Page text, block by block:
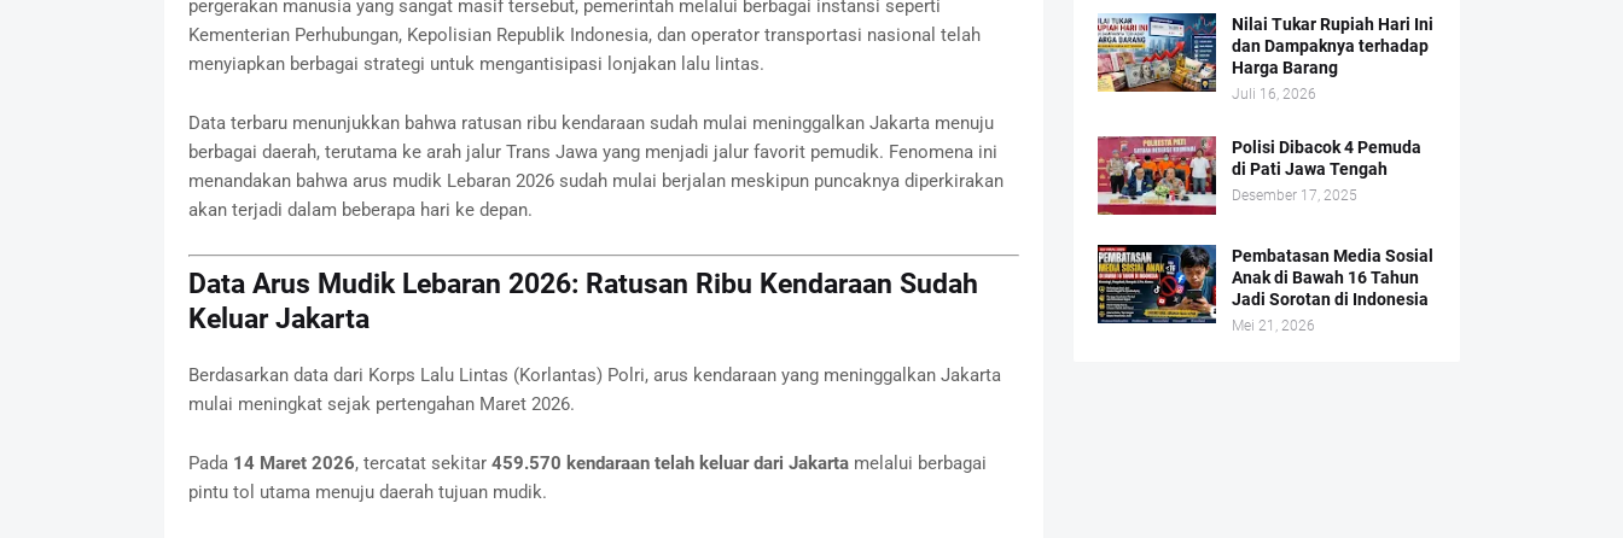
pergerakan manusia yang sangat masif tersebut, pemerintah melalui berbagai instansi seperti
Kementerian Perhubungan, Kepolisian Republik Indonesia, dan operator transportasi nasional telah
menyiapkan berbagai strategi untuk mengantisipasi lonjakan lalu lintas.
Data terbaru menunjukkan bahwa ratusan ribu kendaraan sudah mulai meninggalkan Jakarta menuju
berbagai daerah, terutama ke arah jalur Trans Jawa yang menjadi jalur favorit pemudik. Fenomena ini
menandakan bahwa arus mudik Lebaran 2026 sudah mulai berjalan meskipun puncaknya diperkirakan
akan terjadi dalam beberapa hari ke depan.
Data Arus Mudik Lebaran 2026: Ratusan Ribu Kendaraan Sudah
Keluar Jakarta
Berdasarkan data dari Korps Lalu Lintas (Korlantas) Polri, arus kendaraan yang meninggalkan Jakarta
mulai meningkat sejak pertengahan Maret 2026.
Pada 14 Maret 2026, tercatat sekitar 459.570 kendaraan telah keluar dari Jakartamelalui berbagai
pintu tol utama menuju daerah tujuan mudik.
Nilai Tukar Rupiah Hari Ini
dan Dampaknya terhadap
Harga Barang
Juli 16, 2026
Polisi Dibacok 4 Pemuda
di Pati Jawa Tengah
Desember 17, 2025
Pembatasan Media Sosial
Anak di Bawah 16 Tahun
Jadi Sorotan di Indonesia
Mei 21, 2026